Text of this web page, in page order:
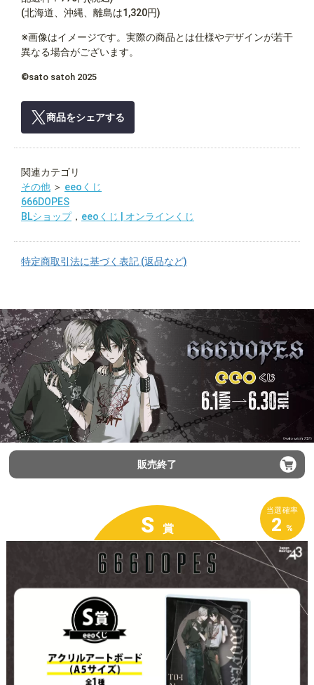
(北海道、沖縄、離島は1,320円)
※画像はイメージです。実際の商品とは仕様やデザインが若干
異なる場合がございます。
©sato satoh 2025
商品をシェアする
関連カテゴリ
その他 ＞ eeoくじ
666DOPES
BLショップ， eeoくじ | オンラインくじ
特定商取引法に基づく表記 (返品など)